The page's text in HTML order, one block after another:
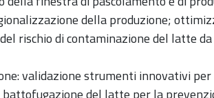
della produzione;
rischio di contaminazione del latte
validazione strumenti innovativi
del latte per la